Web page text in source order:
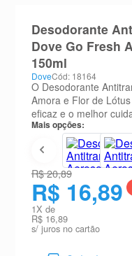
Desodorante
Dove Go Fresh
150ml
DoveCód: 18164
O Desodorante
Amora e Flor de
eficaz e o melhor
Mais opções:
R$ 20,89
R$ 16,89
1X de
R$ 16,89
s/ juros no cartão
esmalte
ºabsorvente